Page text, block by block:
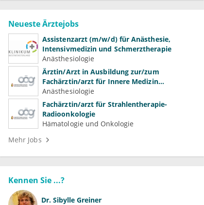
Neueste Ärztejobs
Assistenzarzt (m/w/d) für Anästhesie,
Intensivmedizin und Schmerztherapie
Anästhesiologie
Ärztin/Arzt in Ausbildung zur/zum
Fachärztin/arzt für Innere Medizin
(Kardiologie, Nephrologie, Intensivmedizin)
Anästhesiologie
Fachärztin/arzt für Strahlentherapie-
Radioonkologie
Hämatologie und Onkologie
Mehr Jobs
Kennen Sie ...?
Dr. Sibylle Greiner